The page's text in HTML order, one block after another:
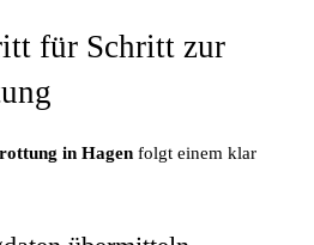
für Schritt zur
in Hagen folgt einem klar